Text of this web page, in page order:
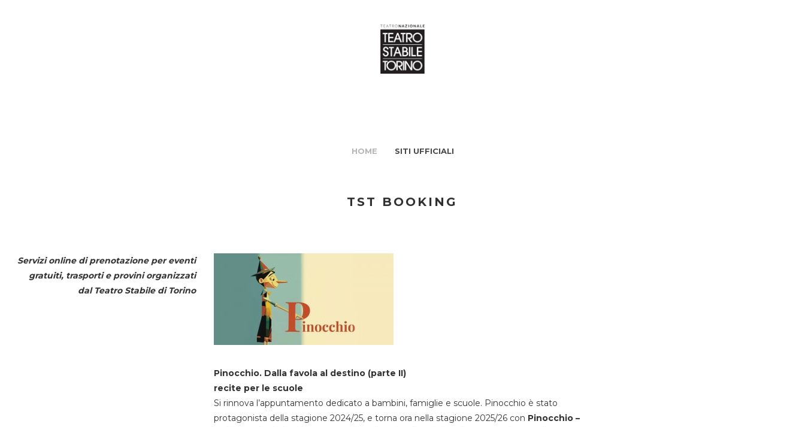
HOME SITI UFFICIALI
TST BOOKING
Servizi online di prenotazione per eventi
gratuiti, trasporti e provini organizzati
dal Teatro Stabile di Torino
Pinocchio. Dalla favola al destino (parte II)
recite per le scuole
Si rinnova l’appuntamento dedicato a bambini, famiglie e scuole. Pinocchio è stato
protagonista della stagione 2024/25, e torna ora nella stagione 2025/26 con Pinocchio –